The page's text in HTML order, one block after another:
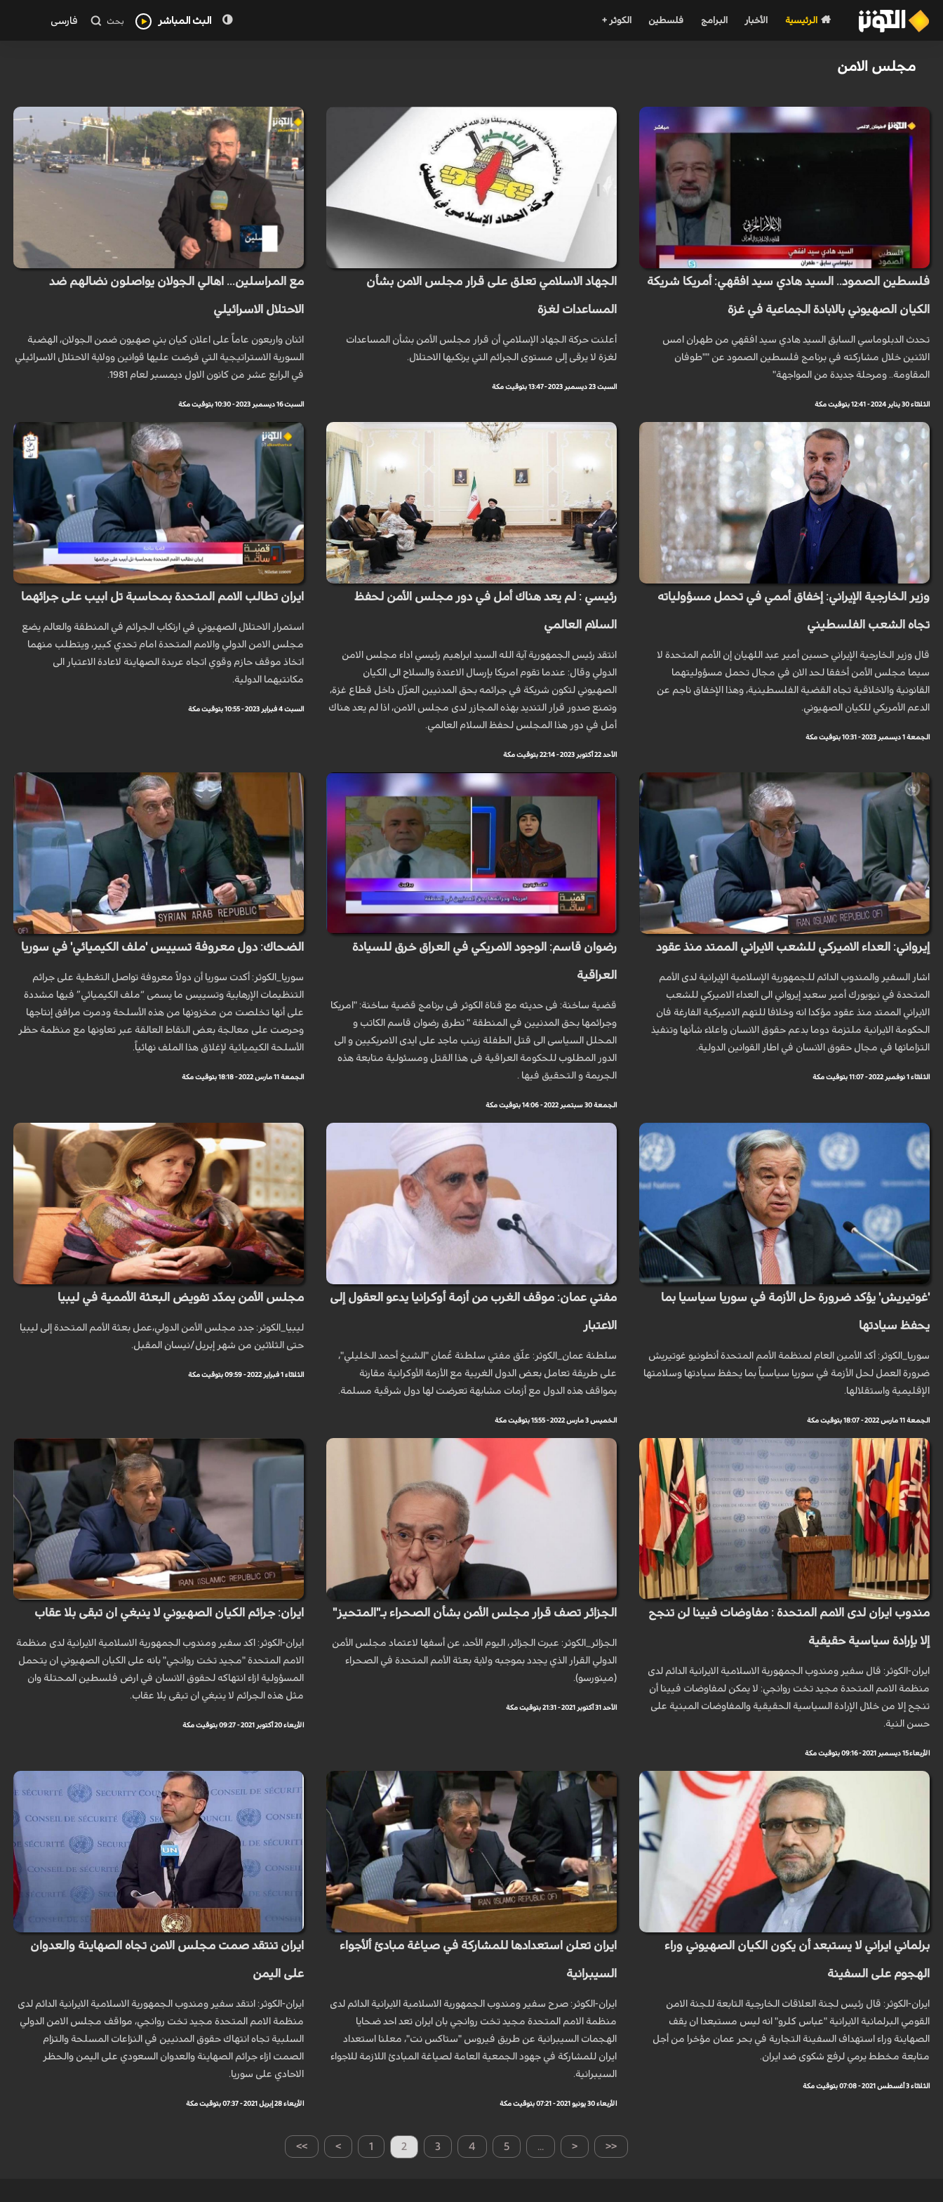
الرئيسية الأخبار البرامج فلسطين الكوثر + البث المباشر بحث فارسی
مجلس الامن
فلسطين الصمود.. السيد هادي سيد افقهي: أمريكا شريكة
الكيان الصهيوني بالابادة الجماعية في غزة
تحدث الدبلوماسي السابق السيد هادي سيد افقهي من طهران امس
الاثنين خلال مشاركته في برنامج فلسطين الصمود عن ""طوفان
المقاومة.. ومرحلة جديدة من المواجهة"
الثلاثاء 30 يناير 2024 - 12:41 بتوقيت مكة
الجهاد الاسلامي تعلق على قرار مجلس الامن بشأن
المساعدات لغزة
أعلنت حركة الجهاد الإسلامي أن قرار مجلس الأمن بشأن المساعدات
لغزة لا يرقى إلى مستوى الجرائم التي يرتكبها الاحتلال.
السبت 23 ديسمبر 2023 - 13:47 بتوقيت مكة
مع المراسلين... اهالي الجولان يواصلون نضالهم ضد
الاحتلال الاسرائيلي
اثنان واربعون عاماً على اعلان كيان بني صهيون ضمن الجولان، الهضبة
السورية الاستراتيجية التي فرضت عليها قوانين وولاية الاحتلال الاسرائيلي
في الرابع عشر من كانون الاول ديمسبر لعام 1981.
السبت 16 ديسمبر 2023 - 10:30 بتوقيت مكة
وزير الخارجية الإيراني: إخفاق أممي في تحمل مسؤولياته
تجاه الشعب الفلسطيني
قال وزير الخارجية الإيراني حسين أمير عبد اللهيان إن الأمم المتحدة لا
سيما مجلس الأمن أخفقا لحد الان في مجال تحمل مسؤوليتهما
القانونية والاخلاقية تجاه القضية الفلسطينية، وهذا الإخفاق ناجم عن
الدعم الأمريكي للكيان الصهيوني.
الجمعة 1 ديسمبر 2023 - 10:31 بتوقيت مكة
رئيسي : لم يعد هناك أمل في دور مجلس الأمن لحفظ
السلام العالمي
انتقد رئيس الجمهورية آية الله السيد ابراهيم رئيسي اداء مجلس الامن
الدولي وقال: عندما تقوم امريكا بإرسال الاعتدة والسلاح الى الكيان
الصهيوني لتكون شريكة في جرائمه بحق المدنيين العزّل داخل قطاع غزة،
وتمنع صدور قرار التنديد بهذه المجازر لدى مجلس الامن، اذا لم يعد هناك
أمل في دور هذا المجلس لحفظ السلام العالمي.
الأحد 22 أكتوبر 2023 - 22:14 بتوقيت مكة
ايران تطالب الامم المتحدة بمحاسبة تل ابيب على جرائهما
استمرار الاحتلال الصهيوني في ارتكاب الجرائم في المنطقة والعالم يضع
مجلس الامن الدولي والامم المتحدة امام تحدي كبير، ويتطلب منهما
اتخاذ موقف حازم وقوي اتجاه عربدة الصهاينة لاعادة الاعتبار الى
مكانتيهما الدولية.
السبت 4 فبراير 2023 - 10:55 بتوقيت مكة
إيرواني: العداء الاميركي للشعب الايراني الممتد منذ عقود
اشار السفير والمندوب الدائم للجمهورية الإسلامية الإيرانية لدى الأمم
المتحدة في نيويورك أمير سعيد إيرواني الى العداء الاميركي للشعب
الايراني الممتد منذ عقود مؤكدا انه وخلافا للتهم الاميركية الفارغة فان
الحكومة الايرانية ملتزمة دوما بدعم حقوق الانسان واعلاء شأنها وتنفيذ
التزاماتها في مجال حقوق الانسان في اطار القوانين الدولية.
الثلاثاء 1 نوفمبر 2022 - 11:07 بتوقيت مكة
رضوان قاسم: الوجود الامريكي في العراق خرق للسيادة
العراقية
قضیة ساخنة: فی حدیثه مع قناة الکوثر فی برنامج قضیة ساخنة: "امريكا
وجرائمها بحق المدنيين في المنطقة " تطرق رضوان قاسم الکاتب و
المحلل السیاسی الی قتل الطفلة زینب ماجد علی ایدی الامریکیین و الی
الدور المطلوب للحکومة العراقیة فی هذا القتل ومسئولیة متابعة هذه
الجریمة و التحقیق فیها .
الجمعة 30 سبتمبر 2022 - 14:06 بتوقيت مكة
الضحاك: دول معروفة تسييس 'ملف الكيميائي' في سوريا
سوريا_الكوثر: أكدت سوريا أن دولاً معروفة تواصل التغطية على جرائم
التنظيمات الإرهابية وتسييس ما يسمى “ملف الكيميائي” فيها مشددة
على أنها تخلصت من مخزونها من هذه الأسلحة ودمرت مرافق إنتاجها
وحرصت على معالجة بعض النقاط العالقة عبر تعاونها مع منظمة حظر
الأسلحة الكيميائية لإغلاق هذا الملف نهائياً.
الجمعة 11 مارس 2022 - 18:18 بتوقيت مكة
'غوتيريش' يؤكد ضرورة حل الأزمة في سوريا سياسيا بما
يحفظ سيادتها
سوريا_الكوثر: أكد الأمين العام لمنظمة الأمم المتحدة أنطونيو غوتيريش
ضرورة العمل لحل الأزمة في سوريا سياسياً بما يحفظ سيادتها وسلامتها
الإقليمية واستقلالها.
الجمعة 11 مارس 2022 - 18:07 بتوقيت مكة
مفتي عمان: موقف الغرب من أزمة أوكرانيا يدعو العقول إلى
الاعتبار
سلطنة عمان_الكوثر: علّق مفتي سلطنة عُمان "الشيخ أحمد الخليلي"،
على طريقة تعامل بعض الدول الغربية مع الأزمة الأوكرانية مقارنة
بمواقف هذه الدول مع أزمات مشابهة تعرضت لها دول شرقية مسلمة.
الخميس 3 مارس 2022 - 15:55 بتوقيت مكة
مجلس الأمن يمدّد تفويض البعثة الأممية في ليبيا
ليبيا_الكوثر: جدد مجلس الأمن الدولي،عمل بعثة الأمم المتحدة إلى ليبيا
حتى الثلاثين من شهر إبريل/نيسان المقبل.
الثلاثاء 1 فبراير 2022 - 09:59 بتوقيت مكة
مندوب ايران لدى الامم المتحدة : مفاوضات فيينا لن تنجح
إلا بإرادة سياسية حقيقية
ايران-الكوثر: قال سفير ومندوب الجمهورية الاسلامية الايرانية الدائم لدى
منظمة الامم المتحدة مجيد تخت روانجي: لا يمكن لمفاوضات فيينا أن
تنجح إلا من خلال الإرادة السياسية الحقيقية والمفاوضات المبنية على
حسن النية.
الأربعاء 15 ديسمبر 2021 - 09:16 بتوقيت مكة
الجزائر تصف قرار مجلس الأمن بشأن الصحراء بـ"المتحيز"
الجزائر_الكوثر: عبرت الجزائر، اليوم الأحد، عن أسفها لاعتماد مجلس الأمن
الدولي القرار الذي يجدد بموجبه ولاية بعثة الأمم المتحدة في الصحراء
(مينورسو).
الأحد 31 أكتوبر 2021 - 21:31 بتوقيت مكة
ايران: جرائم الكيان الصهيوني لا ينبغي ان تبقى بلا عقاب
ايران-الكوثر: اكد سفير ومندوب الجمهورية الاسلامية الايرانية لدى منظمة
الامم المتحدة "مجيد تخت روانجي" بانه على الكيان الصهيوني ان يتحمل
المسؤولية ازاء انتهاكه لحقوق الانسان في ارض فلسطين المحتلة وان
مثل هذه الجرائم لا ينبغي ان تبقى بلا عقاب.
الأربعاء 20 أكتوبر 2021 - 09:27 بتوقيت مكة
برلماني ايراني لا يستبعد أن يكون الكيان الصهيوني وراء
الهجوم على السفينة
ايران-الكوثر: قال رئيس لجنة العلاقات الخارجية التابعة للجنة الامن
القومي البرلمانية الايرانية "عباس كلرو" انه ليس مستبعدا ان يقف
الصهاينة وراء استهداف السفينة التجارية في بحر عمان مؤخرا من أجل
متابعة مخطط يرمي لرفع شكوى ضد ايران.
الثلاثاء 3 أغسطس 2021 - 07:08 بتوقيت مكة
ايران تعلن استعدادها للمشاركة في صياغة مبادئ ألأجواء
السيبرانية
ايران-الكوثر: صرح سفير ومندوب الجمهورية الاسلامية الايرانية الدائم لدى
منظمة الامم المتحدة مجيد تخت روانجي بان ايران تعد احد ضحايا
الهجمات السيبرانية عن طريق فيروس "ستاكس نت"، معلنا استعداد
ايران للمشاركة في جهود الجمعية العامة لصياغة المبادئ اللازمة للاجواء
السيبرانية.
الأربعاء 30 يونيو 2021 - 07:21 بتوقيت مكة
ايران تنتقد صمت مجلس الامن تجاه الصهاينة والعدوان
على اليمن
ايران-الكوثر: انتقد سفير ومندوب الجمهورية الاسلامية الايرانية الدائم لدى
منظمة الامم المتحدة مجيد تخت روانجي، مواقف مجلس الامن الدولي
السلبية تجاه انتهاك حقوق المدنيين في النزاعات المسلحة والتزام
الصمت ازاء جرائم الصهاينة والعدوان السعودي على اليمن والحظر
الاحادي على سوريا.
الأربعاء 28 إبريل 2021 - 07:37 بتوقيت مكة
>> > 1 2 3 4 5 ... < <<